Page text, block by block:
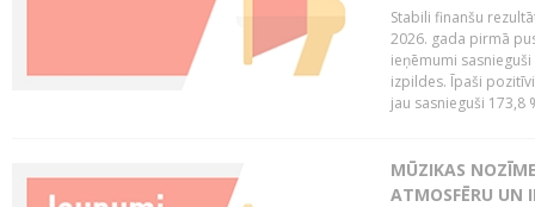
Stabili finanšu
2026. gada pirmā
ieņēmumi
izpildes. Īpaši
jau sasnieguši 173,8
MŪZIKAS
ATMOSFĒRU UN